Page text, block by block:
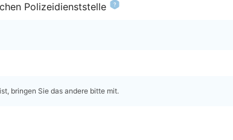
Polizeidienststelle
bringen Sie das andere bitte mit.